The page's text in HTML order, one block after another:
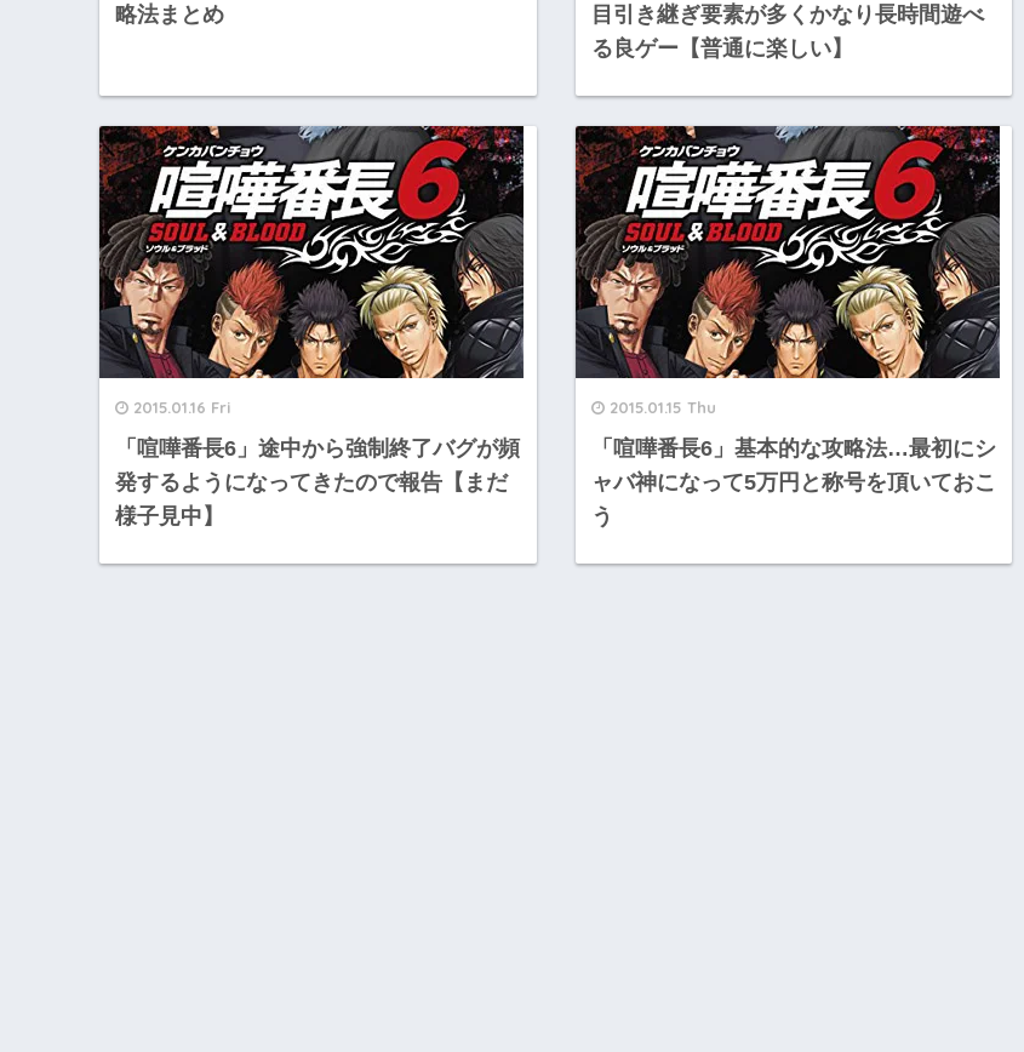
略法まとめ
目引き継ぎ要素が多くかなり長時間遊べ
る良ゲー【普通に楽しい】
2015.01.16 Fri
「喧嘩番長6」途中から強制終了バグが頻
発するようになってきたので報告【まだ
様子見中】
2015.01.15 Thu
「喧嘩番長6」基本的な攻略法…最初にシ
ャバ神になって5万円と称号を頂いておこ
う